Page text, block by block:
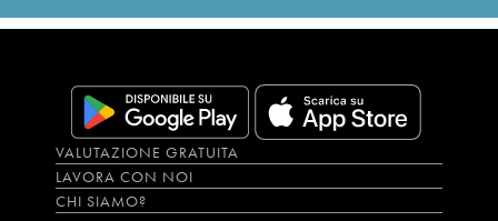
VALUTAZIONE GRATUITA
LAVORA CON NOI
CHI SIAMO?